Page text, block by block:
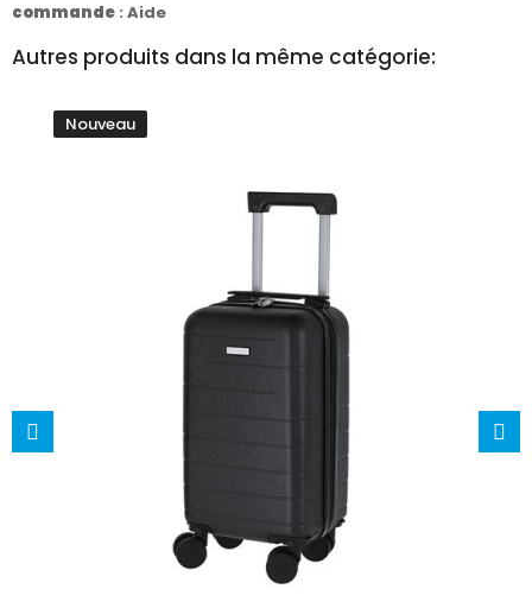
commande : Aide
Autres produits dans la même catégorie:
Nouveau